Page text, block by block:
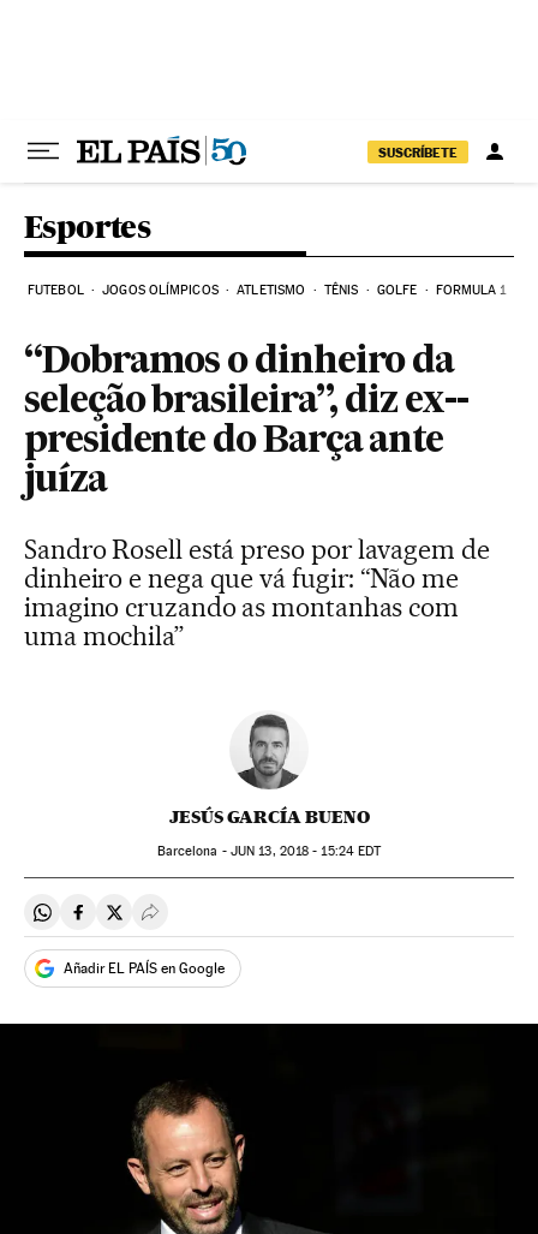
SUSCRÍBETE
Esportes
FUTEBOL JOGOS OLÍMPICOS ATLETISMO TÊNIS GOLFE FORMULA 1
“Dobramos o dinheiro da
seleção brasileira”, diz ex--
presidente do Barça ante
juíza
Sandro Rosell está preso por lavagem de
dinheiro e nega que vá fugir: “Não me
imagino cruzando as montanhas com
uma mochila”
JESÚS GARCÍA BUENO
Barcelona - JUN 13, 2018 - 15:24EDT
Compartir en Whatsapp
Compartir en Facebook
Compartir en Twitter
Desplegar Redes Sociales
Añadir EL PAÍS en Google